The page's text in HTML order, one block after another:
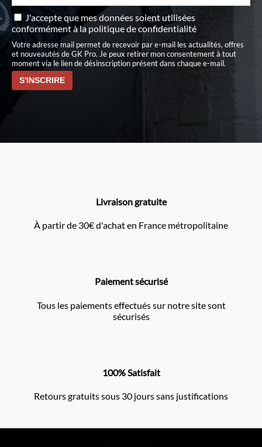
J'accepte que mes données soient utilisées
conformément àla politique de confidentialité
Votre adresse mail permet de recevoir par e-mail les actualités, offres
et nouveautés de GK Pro. Je peux retirer mon consentement à tout
moment via le lien de désinscription présent dans chaque e-mail.
Livraison gratuite
À partir de 30€ d'achat en France métropolitaine
Paiement sécurisé
Tous les paiements effectués sur notre site sont
sécurisés
100% Satisfait
Retours gratuits sous 30 jours sans justifications